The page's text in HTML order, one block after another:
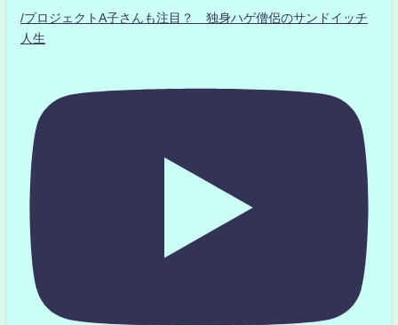
/プロジェクトA子さんも注目？ 独身ハゲ僧侶のサンドイッチ
人生